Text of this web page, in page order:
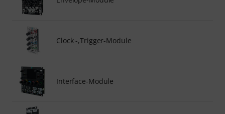
Clock -,Trigger-Module
Interface-Module